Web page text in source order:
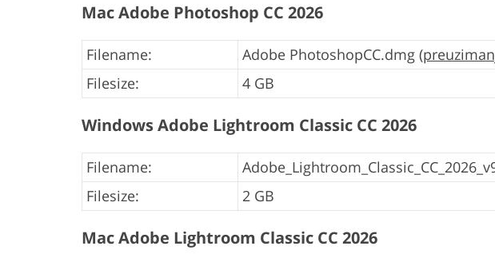
Mac Adobe Photoshop CC 2026
Filename: Adobe PhotoshopCC.dmg (
Filesize:
4 GB
Windows Adobe Lightroom Classic CC 2026
Filename:
Filesize:
2 GB
Mac Adobe Lightroom Classic CC 2026